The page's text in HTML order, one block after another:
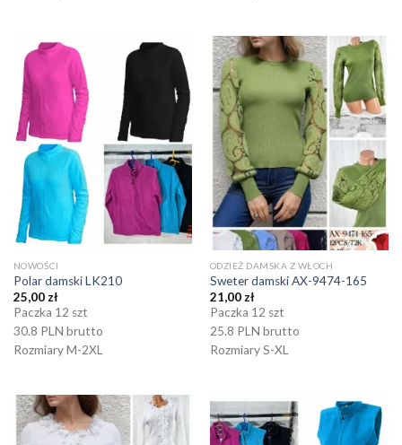
NOWOŚCI
Polar damski LK210
25,00zł
Paczka 12 szt
30.8 PLN brutto
Rozmiary M-2XL
ODZIEŻ DAMSKA Z WŁOCH
Sweter damski AX-9474-165
21,00zł
Paczka 12 szt
25.8 PLN brutto
Rozmiary S-XL